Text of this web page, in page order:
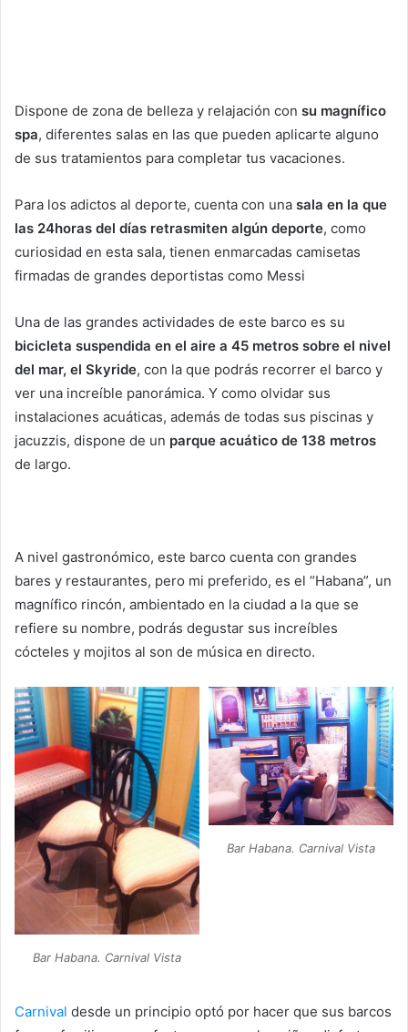
Dispone de zona de belleza y relajación con su magnífico
spa, diferentes salas en las que pueden aplicarte alguno
de sus tratamientos para completar tus vacaciones.
Para los adictos al deporte, cuenta con una sala en la que
las 24horas del días retrasmiten algún deporte, como
curiosidad en esta sala, tienen enmarcadas camisetas
firmadas de grandes deportistas como Messi
Una de las grandes actividades de este barco es su
bicicleta suspendida en el aire a 45 metros sobre el nivel
del mar, el Skyride, con la que podrás recorrer el barco y
ver una increíble panorámica. Y como olvidar sus
instalaciones acuáticas, además de todas sus piscinas y
jacuzzis, dispone de un parque acuático de 138 metros
de largo.
A nivel gastronómico, este barco cuenta con grandes
bares y restaurantes, pero mi preferido, es el “Habana”, un
magnífico rincón, ambientado en la ciudad a la que se
refiere su nombre, podrás degustar sus increíbles
cócteles y mojitos al son de música en directo.
Bar Habana. Carnival Vista
Bar Habana. Carnival Vista
Carnival desde un principio optó por hacer que sus barcos